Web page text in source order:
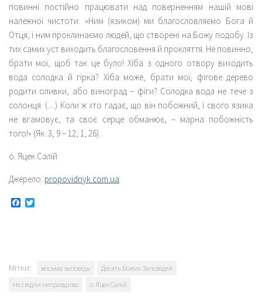
повинні постійно працювати над поверненням нашій мові
належної чистоти: «Ним (язиком) ми благословляємо Бога й
Отця, і ним проклинаємо людей, що створені на Божу подобу. Із
тих самих уст виходить благословення й прокляття. Не повинно,
брати мої, щоб так це було! Хіба з одного отвору виходить
вода солодка й гірка? Хіба може, брати мої, фігове дерево
родити оливки, або виноград – фіги? Солодка вода не тече з
солонця. (…) Коли ж хто гадає, що він побожний, і свого язика
не вгамовує, та своє серце обманює, – марна побожність
того!» (Як. 3, 9 – 12; 1, 26).
о. Яцек Салій
Джерело: propovidnyk.com.ua
Facebook
Мітки: восьма заповідь
Десять Божих Заповідей
Не свідчи неправдиво
о. Яцек Салій